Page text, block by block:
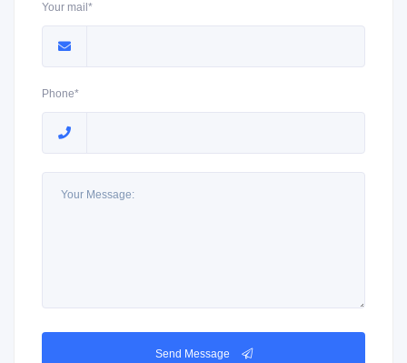
Your mail*
Phone*
Send Message